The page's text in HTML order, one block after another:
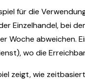
für die
Einzelhandel, bei
Woche abweichen.
wo die
zeigt, wie